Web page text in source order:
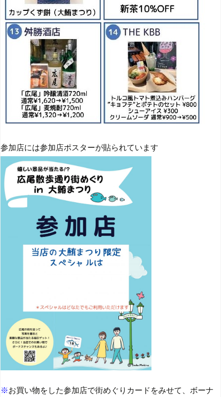
参加店には参加店ポスターが貼られています
※お買い物をした参加店で街めぐりカードをみせて、ボーナ